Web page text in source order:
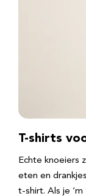
T-shirts
Echte knoeiers
eten en
t-shirt. Als je